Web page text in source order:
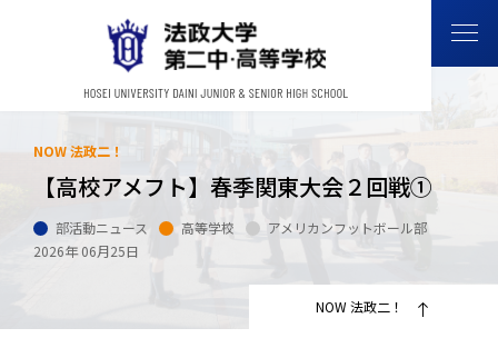
NOW 法政二！
【高校アメフト】春季関東大会２回戦①
部活動ニュース 高等学校
アメリカンフットボール部
2026年 06月25日
NOW 法政二！